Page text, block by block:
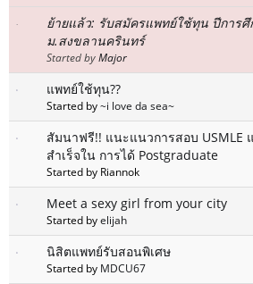
ย้ายแล้ว: รับสมัครแพทย์ใช้ทุน ปีการศึ
ม.สงขลานครินทร์
Started byMajor
แพทย์ใช้ทุน??
Started by~i love da sea~
สัมนาฟรี!! แนะแนวการสอบ USMLE
สำเร็จใน การได้ Postgraduate
Started by Riannok
Meet a sexy girl from your city
Started byelijah
นิสิตแพทย์รับสอนพิเศษ
Started by MDCU67